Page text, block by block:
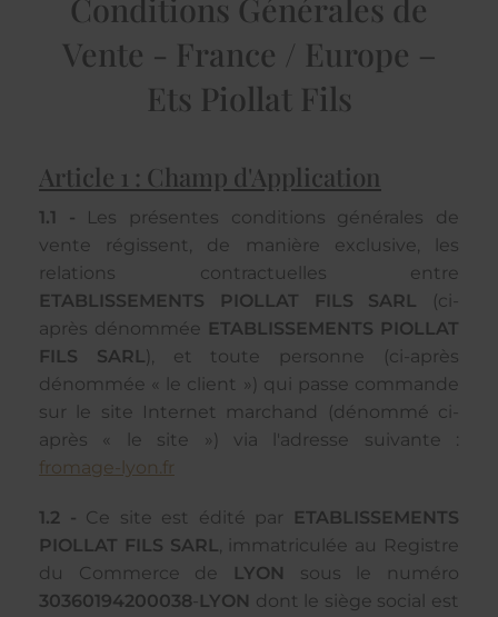
Conditions Générales de
Vente - France / Europe –
Ets Piollat Fils
Article 1 : Champ d'Application
1.1 - Les présentes conditions générales de
vente régissent, de manière exclusive, les
relations contractuelles entre
ETABLISSEMENTS PIOLLAT FILS SARL (ci-
après dénommée ETABLISSEMENTS PIOLLAT
FILS SARL), et toute personne (ci-après
dénommée « le client ») qui passe commande
sur le site Internet marchand (dénommé ci-
après « le site ») via l'adresse suivante :
fromage-lyon.fr
1.2 - Ce site est édité par
ETABLISSEMENTS
PIOLLAT FILS SARL, immatriculée au Registre
du Commerce de
LYON
sous le numéro
30360194200038-LYON dont le siège social est